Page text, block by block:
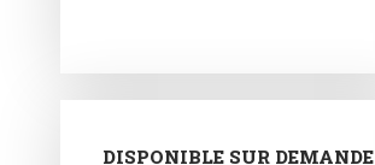
DISPONIBLE SUR DEMANDE